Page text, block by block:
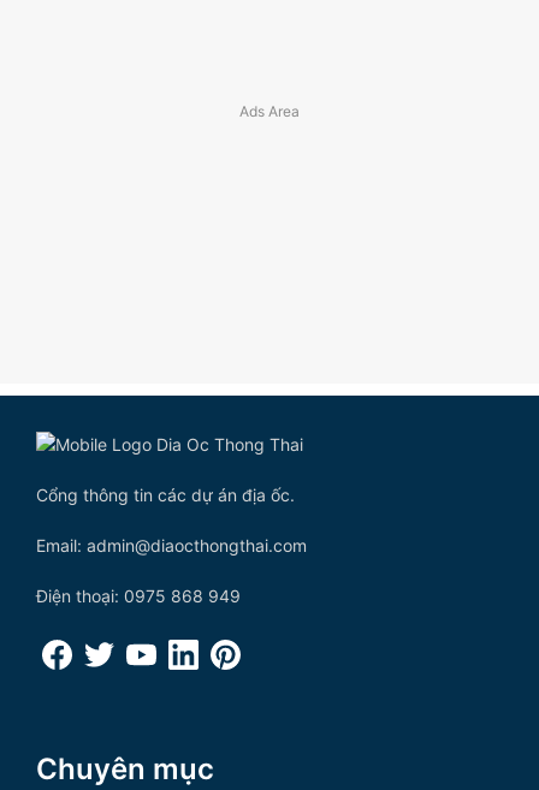
Cổng thông tin các dự án địa ốc.
Email: admin@diaocthongthai.com
Điện thoại: 0975 868 949
Chuyên mục